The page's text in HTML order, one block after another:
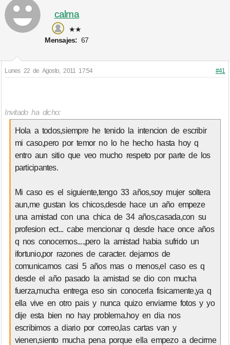
calma
★★
Mensajes: 67
Lunes 22 de Agosto, 2011 17:54 #41
Invitado ha dicho:
Hola a todos,siempre he tenido la intencion de escribir
mi caso,pero por temor no lo he hecho hasta hoy q
entro aun sitio que veo mucho respeto por parte de los
participantes.
Mi caso es el siguiente,tengo 33 años,soy mujer soltera
aun,me gustan los chicos,desde hace un año empeze
una amistad con una chica de 34 años,casada,con su
profesion ect... cabe mencionar q desde hace once años
q nos conocemos....,pero la amistad habia sufrido un
ifortunio,por razones de caracter. dejamos de
comunicarnos casi 5 años mas o menos,el caso es q
desde el año pasado la amistad se dio con mucha
fuerza,mucha entrega eso sin conocerla fisicamente,ya q
ella vive en otro pais y nunca quizo enviarme fotos y yo
dije esta bien no hay problema.hoy en dia nos
escribimos a diario por correo,las cartas van y
vienen,siento mucha pena porque ella empezo a decirme